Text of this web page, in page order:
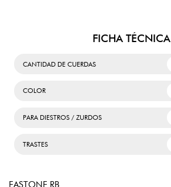
FICHA TÉCNICA
CANTIDAD DE CUERDAS
COLOR
PARA DIESTROS / ZURDOS
TRASTES
EASTONE RB